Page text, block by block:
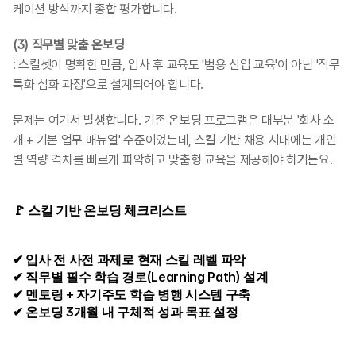
케이션 방식까지 종합 평가합니다.
(3) 직무별 맞춤 온보딩
: 스킬셋이 명확한 만큼, 입사 후 교육도 '범용 신입 교육'이 아닌 '직무
특화 심화 과정'으로 설계되어야 합니다.
문제는 여기서 발생합니다. 기존 온보딩 프로그램은 대부분 '회사 소
개 + 기본 업무 매뉴얼' 수준이었는데, 스킬 기반 채용 시대에는 개인
별 역량 격차를 빠르게 파악하고 맞춤형 교육을 제공해야 하거든요.
🚩 스킬 기반 온보딩 체크리스트
✔ 입사 전 사전 과제로 현재 스킬 레벨 파악
✔ 직무별 필수 학습 경로(Learning Path) 설계
✔ 멘토링 + 자기주도 학습 병행 시스템 구축
✔ 온보딩 3개월 내 구체적 성과 목표 설정